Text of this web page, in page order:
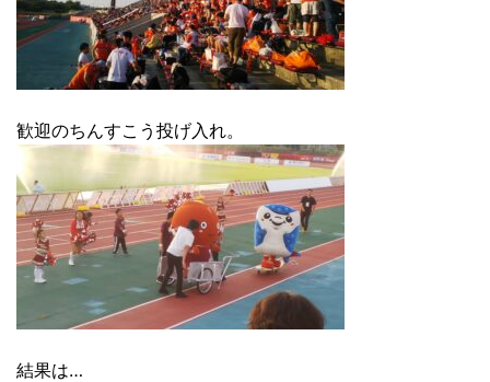
歓迎のちんすこう投げ入れ。
結果は…